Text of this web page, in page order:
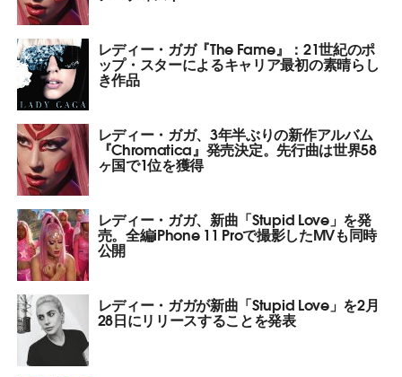
レディー・ガガ『The Fame』：21世紀のポ
ップ・スターによるキャリア最初の素晴らし
き作品
レディー・ガガ、3年半ぶりの新作アルバム
『Chromatica』発売決定。先行曲は世界58
ヶ国で1位を獲得
レディー・ガガ、新曲「Stupid Love」を発
売。全編iPhone 11 Proで撮影したMVも同時
公開
レディー・ガガが新曲「Stupid Love」を2月
28日にリリースすることを発表